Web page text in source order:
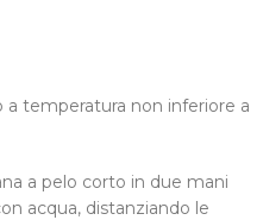
temperatura non inferiore a
a pelo corto in due mani
acqua, distanziando le